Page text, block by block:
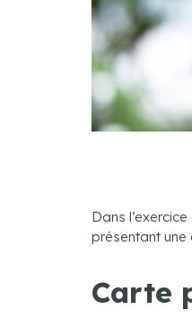
Dans
présentant
Carte